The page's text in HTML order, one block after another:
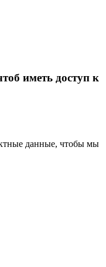
иметь доступ к
данные, чтобы мы